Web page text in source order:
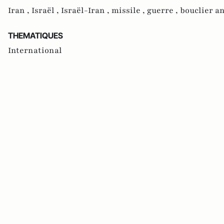
Iran , Israël , Israël-Iran , missile , guerre , bouclier
THEMATIQUES
International